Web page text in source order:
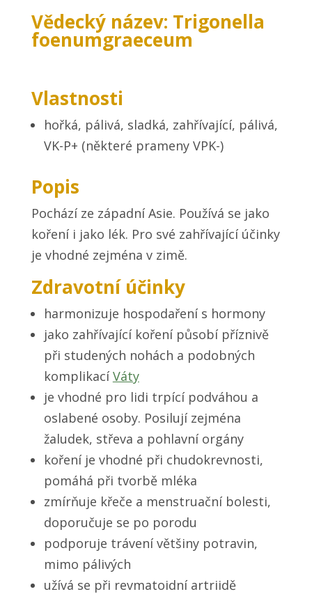
Vědecký název: Trigonella
foenumgraeceum
Vlastnosti
hořká, pálivá, sladká, zahřívající, pálivá,
VK-P+ (některé prameny VPK-)
Popis
Pochází ze západní Asie. Používá se jako
koření i jako lék. Pro své zahřívající účinky
je vhodné zejména v zimě.
Zdravotní účinky
harmonizuje hospodaření s hormony
jako zahřívající koření působí příznivě
při studených nohách a podobných
komplikací Váty
je vhodné pro lidi trpící podváhou a
oslabené osoby. Posilují zejména
žaludek, střeva a pohlavní orgány
koření je vhodné při chudokrevnosti,
pomáhá při tvorbě mléka
zmírňuje křeče a menstruační bolesti,
doporučuje se po porodu
podporuje trávení většiny potravin,
mimo pálivých
užívá se při revmatoidní artriidě